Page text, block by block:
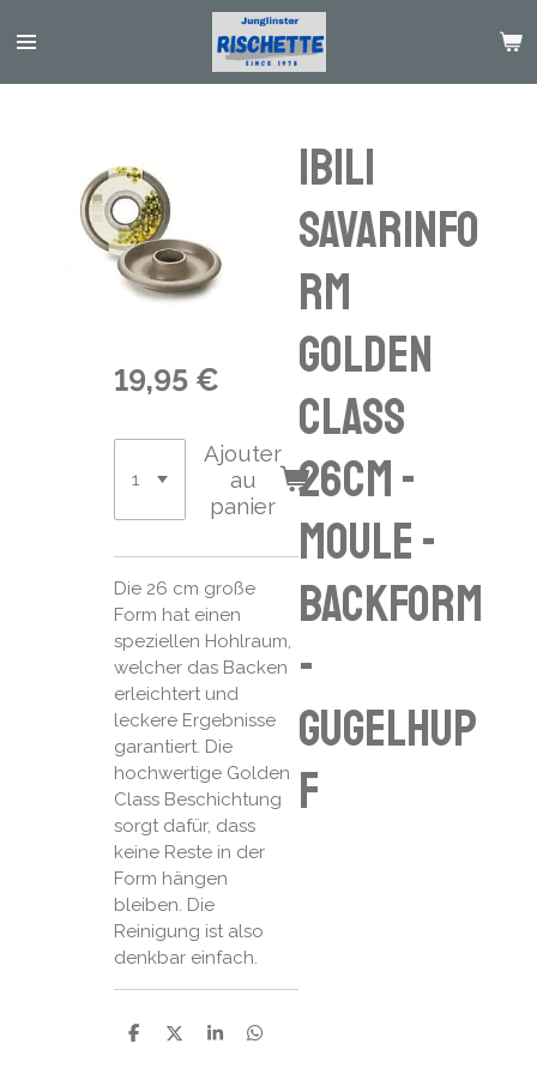
au
Ibili
Savarinfo
rm
Golden
Class
26CM -
moule -
Backform
-
Gugelhup
f
19,95 €
Ajouter
au
panier
Die 26 cm große
Form hat einen
speziellen Hohlraum,
welcher das Backen
erleichtert und
leckere Ergebnisse
garantiert. Die
hochwertige Golden
Class Beschichtung
sorgt dafür, dass
keine Reste in der
Form hängen
bleiben. Die
Reinigung ist also
denkbar einfach.
P
P
P
P